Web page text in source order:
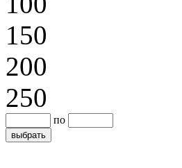
150
200
250
по